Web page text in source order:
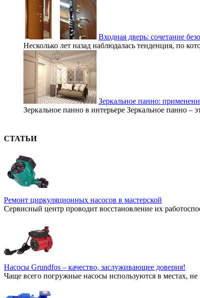
Входная дверь: сочетание
Несколько лет назад наблюдалась тенденция, по
Зеркальное панно:
Зеркальное панно в интерьере Зеркальное панно
СТАТЬИ
Ремонт циркуляционных насосов в мастерской
Сервисный центр проводит восстановление их
Насосы Grundfos – качество, заслуживающее доверия!
Чаще всего погружные насосы используются в местах,